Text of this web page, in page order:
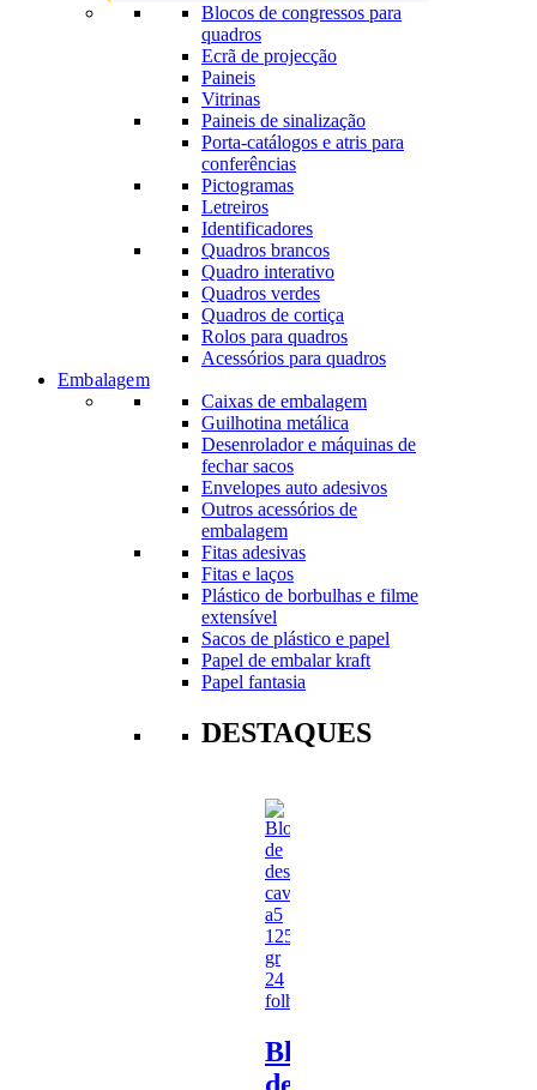
Blocos de congressos para
quadros
Ecrã de projecção
Paineis
Vitrinas
Paineis de sinalização
Porta-catálogos e atris para
conferências
Pictogramas
Letreiros
Identificadores
Quadros brancos
Quadro interativo
Quadros verdes
Quadros de cortiça
Rolos para quadros
Acessórios para quadros
Embalagem
Caixas de embalagem
Guilhotina metálica
Desenrolador e máquinas de
fechar sacos
Envelopes auto adesivos
Outros acessórios de
embalagem
Fitas adesivas
Fitas e laços
Plástico de borbulhas e filme
extensível
Sacos de plástico e papel
Papel de embalar kraft
Papel fantasia
DESTAQUES
Bloco
de